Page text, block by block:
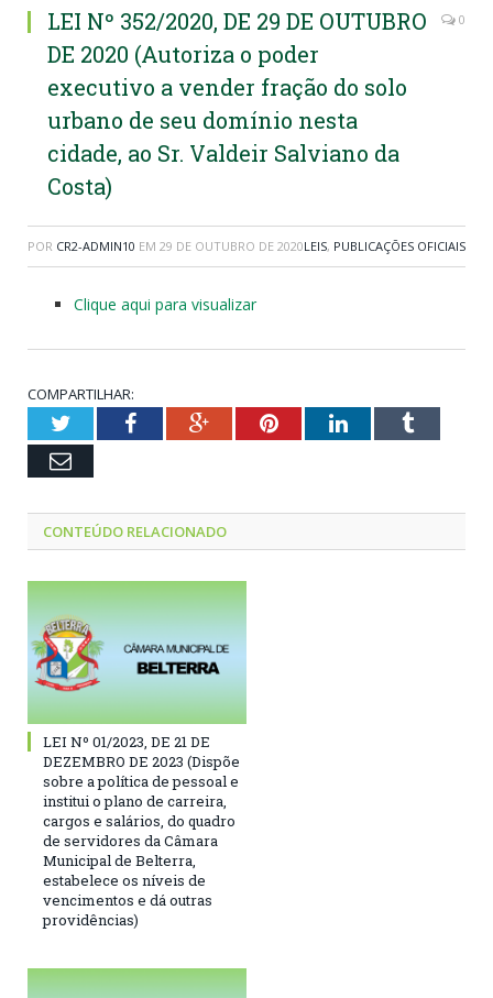
LEI Nº 352/2020, DE 29 DE OUTUBRO
DE 2020 (Autoriza o poder
executivo a vender fração do solo
urbano de seu domínio nesta
cidade, ao Sr. Valdeir Salviano da
Costa)
0
POR CR2-ADMIN10 EM 29 DE OUTUBRO DE 2020LEIS, PUBLICAÇÕES OFICIAIS
Clique aqui para visualizar
COMPARTILHAR:
TwitterFacebookGoogle+PinterestLinkedInTumblr
Email
CONTEÚDO RELACIONADO
LEI Nº 01/2023, DE 21 DE
DEZEMBRO DE 2023 (Dispõe
sobre a política de pessoal e
institui o plano de carreira,
cargos e salários, do quadro
de servidores da Câmara
Municipal de Belterra,
estabelece os níveis de
vencimentos e dá outras
providências)